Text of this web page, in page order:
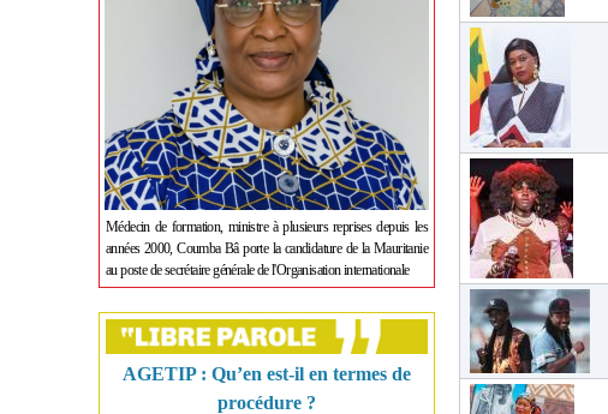
Médecin de formation, ministre à plusieurs reprises depuis les
années 2000, Coumba Bâ porte la candidature de la Mauritanie
au poste de secrétaire générale de l'Organisation internationale
AGETIP : Qu’en est-il en termes de
procédure ?